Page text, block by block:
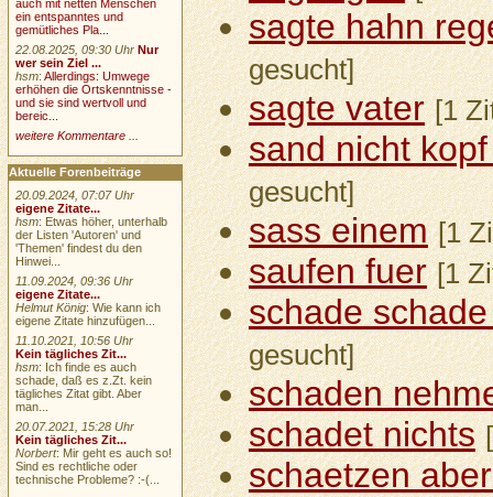
sagte hahn
gesucht]
sagte vater [1
sand nicht
gesucht]
sass einem [1
saufen fuer [1
schade
gesucht]
schaden
schadet nichts
schaetzen
auch mit netten Menschen
ein entspanntes und
gemütliches Pla...
22.08.2025, 09:30 Uhr Nur
wer sein Ziel ...
hsm:Allerdings: Umwege
erhöhen die Ortskenntnisse -
und sie sind wertvoll und
bereic...
weitere Kommentare ...
Aktuelle Forenbeiträge
20.09.2024, 07:07 Uhr
eigene Zitate...
hsm: Etwas höher, unterhalb
der Listen 'Autoren' und
'Themen' findest du den
Hinwei...
11.09.2024, 09:36 Uhr
eigene Zitate...
Helmut König: Wie kann ich
eigene Zitate hinzufügen...
11.10.2021, 10:56 Uhr
Kein tägliches Zit...
hsm: Ich finde es auch
schade, daß es z.Zt. kein
tägliches Zitat gibt. Aber
man...
20.07.2021, 15:28 Uhr
Kein tägliches Zit...
Norbert: Mir geht es auch so!
Sind es rechtliche oder
technische Probleme? :-(...